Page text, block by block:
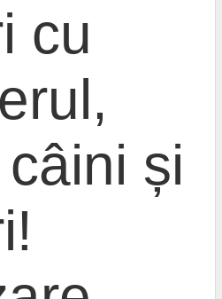
cu
și